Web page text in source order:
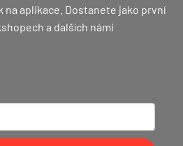
na aplikace. Dostanete jako první
a dalších námi